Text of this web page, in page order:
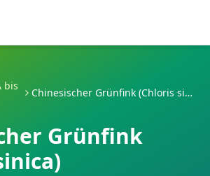
bis
Chinesischer Grünfink (Chloris sinica)
Grünfink